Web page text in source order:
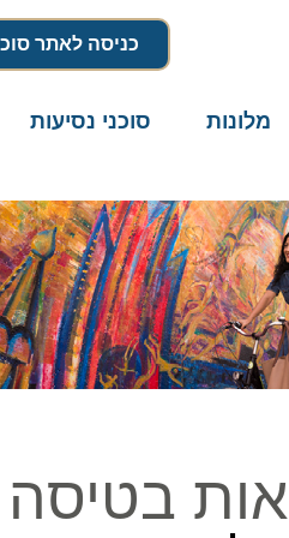
כניסה לאתר סוכנים
סוכני נסיעות
בטיסה